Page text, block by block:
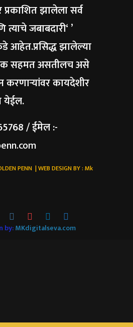
झालेला सर्व
जबाबदारी‘ ’
झालेल्या
सहमत असतीलच असे
करणाऱ्यांवर कायदेशीर
येईल.
/ ईमेल :-
PENN | WEB DESIGN BY :Mk
by:MKdigitalseva.com